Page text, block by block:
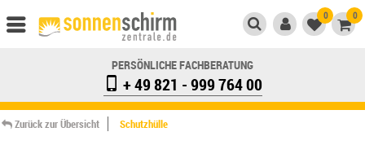
0 0
PERSÖNLICHE FACHBERATUNG
+ 49 821 - 999 764 00
Zurück zur Übersicht Schutzhülle